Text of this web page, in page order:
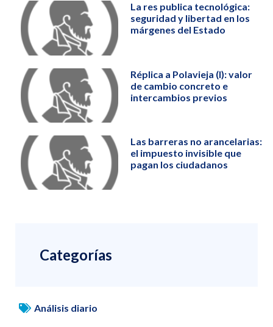
La res publica tecnológica:
seguridad y libertad en los
márgenes del Estado
Réplica a Polavieja (I): valor
de cambio concreto e
intercambios previos
Las barreras no arancelarias:
el impuesto invisible que
pagan los ciudadanos
Categorías
Análisis diario